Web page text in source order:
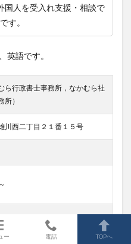
国人を受入れ支援・相談で
す。
英語です。
ら行政書士事務所，なかむら社
）
川西二丁目２１番１５号
ー 電話 TOPへ